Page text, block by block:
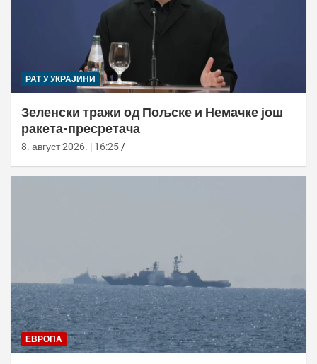
РАТ У УКРАЈИНИ
Зеленски тражи од Пољске и Немачке још
ракета-пресретача
8. август 2026. | 16:25
ЕВРОПА